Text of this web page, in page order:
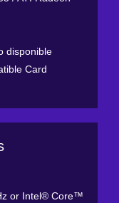
disponible
Card
or Intel® Core™